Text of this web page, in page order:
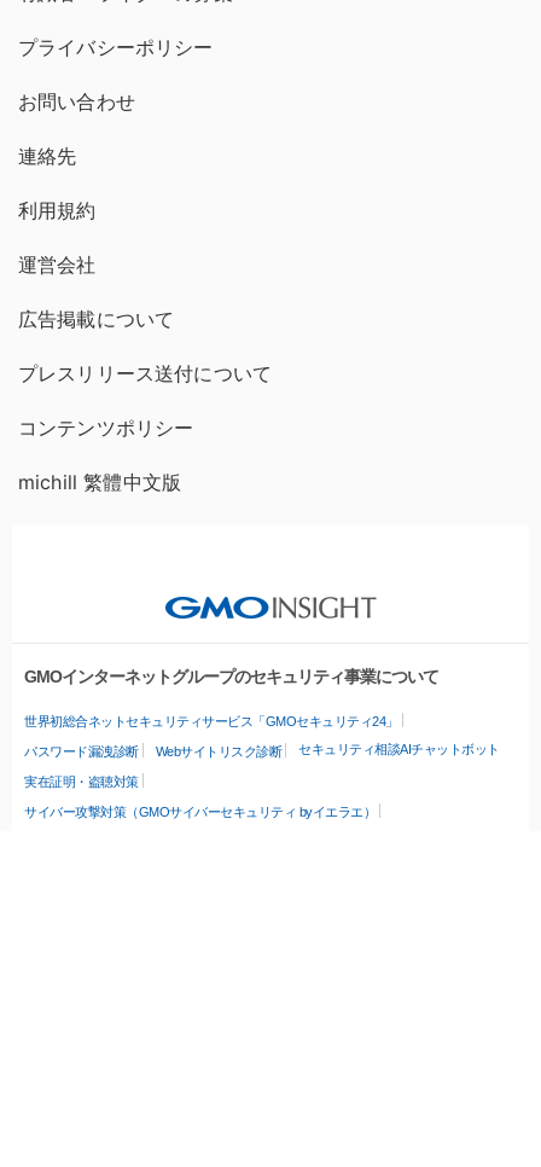
プライバシーポリシー
お問い合わせ
連絡先
利用規約
運営会社
広告掲載について
プレスリリース送付について
コンテンツポリシー
michill 繁體中文版
GMOインターネットグループのセキュリティ事業について
世界初総合ネットセキュリティサービス「GMOセキュリティ24」
パスワード漏洩診断 Webサイトリスク診断 セキュリティ相談AIチャットボット
実在証明・盗聴対策
サイバー攻撃対策（GMOサイバーセキュリティ byイエラエ）